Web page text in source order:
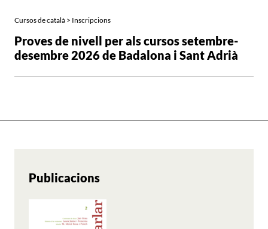
Cursos de català > Inscripcions
Proves de nivell per als cursos setembre-
desembre 2026 de Badalona i Sant Adrià
Publicacions